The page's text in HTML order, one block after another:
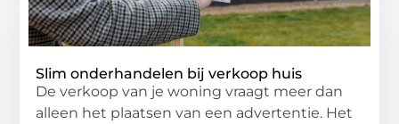
Slim onderhandelen bij verkoop huis
De verkoop van je woning vraagt meer dan
alleen het plaatsen van een advertentie. Het